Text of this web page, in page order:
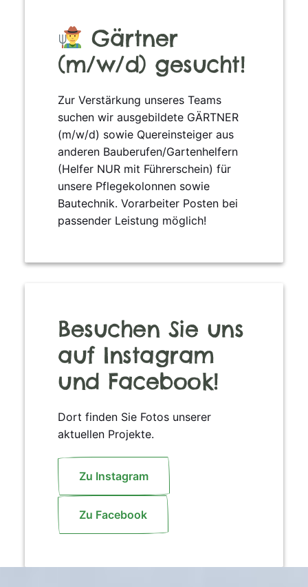
Gärtner
(m/w/d) gesucht!
Zur Verstärkung unseres Teams
suchen wir ausgebildete GÄRTNER
(m/w/d) sowie Quereinsteiger aus
anderen Bauberufen/Gartenhelfern
(Helfer NUR mit Führerschein) für
unsere Pflegekolonnen sowie
Bautechnik. Vorarbeiter Posten bei
passender Leistung möglich!
Besuchen Sie uns
auf Instagram
und Facebook!
Dort finden Sie Fotos unserer
aktuellen Projekte.
Zu Instagram
Zu Facebook